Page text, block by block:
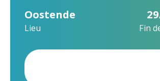
Oostende
Lieu Fin
CE PROJET A ÉTÉ